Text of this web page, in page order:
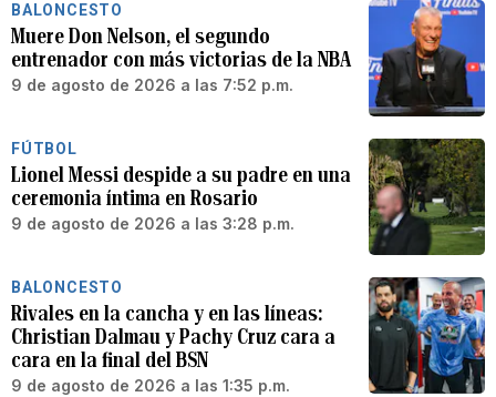
BALONCESTO
Muere Don Nelson, el segundo
entrenador con más victorias de la NBA
9 de agosto de 2026 a las 7:52 p.m.
FÚTBOL
Lionel Messi despide a su padre en una
ceremonia íntima en Rosario
9 de agosto de 2026 a las 3:28 p.m.
BALONCESTO
Rivales en la cancha y en las líneas:
Christian Dalmau y Pachy Cruz cara a
cara en la final del BSN
9 de agosto de 2026 a las 1:35 p.m.